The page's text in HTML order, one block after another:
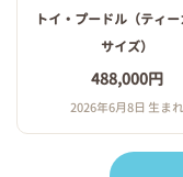
トイ・プードル（ティ
サイズ）
488,000円
2026年6月8日 生まれ